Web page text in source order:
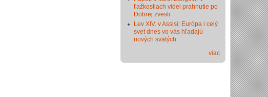
ťažkostiach videl prahnutie po
Dobrej zvesti
Lev XIV. v Assisi: Európa i celý
svet dnes vo vás hľadajú
nových svätých
viac